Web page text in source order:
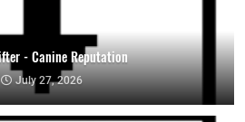
- Canine Reputation
July 27, 2026